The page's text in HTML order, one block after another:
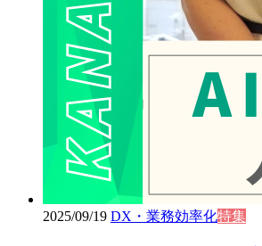
2025/09/19 DX・業務効率化特集